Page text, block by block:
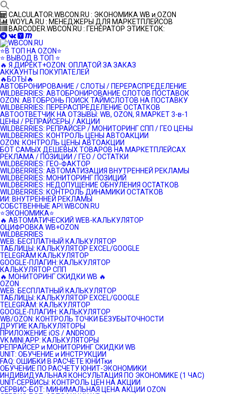
Перейти
к
контенту
CALCULATOR.WBCON.RU : ЭКОНОМИКА WB и OZON
WOYLA.RU : МЕНЕДЖЕРЫ ДЛЯ МАРКЕТПЛЕЙСОВ
BARCODER.WBCON.RU : ГЕНЕРАТОР ЭТИКЕТОК:
⭐️В ТОП НА OZON⭐️
⭐️ ВЫВОД В ТОП ⭐️
🔥 Я.ДИРЕКТ+OZON: ОПЛАТОЙ ЗА ЗАКАЗ
АККАУНТЫ ПОКУПАТЕЛЕЙ
🔥БОТЫ🔥
АВТОБРОНИРОВАНИЕ / СЛОТЫ / ПЕРЕРАСПРЕДЕЛЕНИЕ
WILDBERRIES: АВТОБРОНИРОВАНИЕ СЛОТОВ ПОСТАВОК
OZON: АВТОБРОНЬ ПОИСК ТАЙМСЛОТОВ НА ПОСТАВКУ
WILDBERRIES: ПЕРЕРАСПРЕДЕЛЕНИЕ ОСТАТКОВ
АВТООТВЕТЧИК НА ОТЗЫВЫ: WB, OZON, Я.МАРКЕТ 3-в-1
ЦЕНЫ / РЕПРАЙСЕРЫ / АКЦИИ
WILDBERRIES: РЕПРАЙСЕР / МОНИТОРИНГ СПП / ГЕО ЦЕНЫ
WILDBERRIES: КОНТРОЛЬ ЦЕНЫ АВТОАКЦИИ
OZON: КОНТРОЛЬ ЦЕНЫ АВТОАКЦИИ
БОТ САМЫХ ДЕШЕВЫХ ТОВАРОВ НА МАРКЕТПЛЕЙСАХ
РЕКЛАМА / ПОЗИЦИИ / ГЕО / ОСТАТКИ
WILDBERRIES: ГЕО-ФАКТОР
WILDBERRIES: АВТОМАТИЗАЦИЯ ВНУТРЕННЕЙ РЕКЛАМЫ
WILDBERRIES: МОНИТОРИНГ ПОЗИЦИЙ
WILDBERRIES: НЕДОПУЩЕНИЕ ОБНУЛЕНИЯ ОСТАТКОВ
WILDBERRIES: КОНТРОЛЬ ДИНАМИКИ ОСТАТКОВ
ИИ: ВНУТРЕННЕЙ РЕКЛАМЫ
СОБСТВЕННЫЕ API.WBCON.RU
⭐️ЭКОНОМИКА⭐️
🔥 АВТОМАТИЧЕСКИЙ WEB-КАЛЬКУЛЯТОР
ОЦИФРОВКА WB+OZON
WILDBERRIES
WEB: БЕСПЛАТНЫЙ КАЛЬКУЛЯТОР
ТАБЛИЦЫ: КАЛЬКУЛЯТОР EXCEL/GOOGLE
TELEGRAM КАЛЬКУЛЯТОР
GOOGLE-ПЛАГИН: КАЛЬКУЛЯТОР
КАЛЬКУЛЯТОР СПП
🔥 МОНИТОРИНГ СКИДКИ WB 🔥
OZON
WEB: БЕСПЛАТНЫЙ КАЛЬКУЛЯТОР
ТАБЛИЦЫ: КАЛЬКУЛЯТОР EXCEL/GOOGLE
TELEGRAM: КАЛЬКУЛЯТОР
GOOGLE-ПЛАГИН: КАЛЬКУЛЯТОР
WB/OZON: КОНТРОЛЬ ТОЧКИ БЕЗУБЫТОЧНОСТИ
ДРУГИЕ КАЛЬКУЛЯТОРЫ
ПРИЛОЖЕНИЕ iOS / ANDROID
VK MINI APP: КАЛЬКУЛЯТОРЫ
РЕПРАЙСЕР и МОНИТОРИНГ СКИДКИ WB
UNIT: ОБУЧЕНИЕ и ИНСТРУКЦИИ
FAQ: ОШИБКИ В РАСЧЕТЕ ЮНИТки
ОБУЧЕНИЕ ПО РАСЧЕТУ ЮНИТ-ЭКОНОМИКИ
ИНДИВИДУАЛЬНАЯ КОНСУЛЬТАЦИЯ ПО ЭКОНОМИКЕ (1 ЧАС)
UNIT-СЕРВИСЫ: КОНТРОЛЬ ЦЕН НА АКЦИИ
СЕРВИС-БОТ: МИНИМАЛЬНАЯ ЦЕНА АКЦИИ OZON